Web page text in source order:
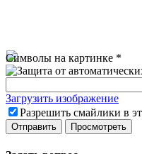
Символы на картинке *
Загрузить изображение
Разрешить смайлики в